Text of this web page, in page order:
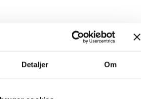
Detaljer Om